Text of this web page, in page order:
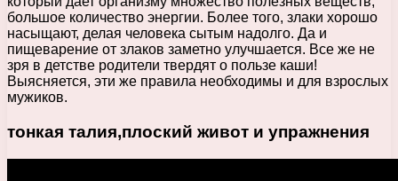
большое количество энергии. Более того, злаки хорошо
насыщают, делая человека сытым надолго. Да и
пищеварение от злаков заметно улучшается. Все же не
зря в детстве родители твердят о пользе каши!
Выясняется, эти же правила необходимы и для взрослых
мужиков.
тонкая талия,плоский живот и упражнения